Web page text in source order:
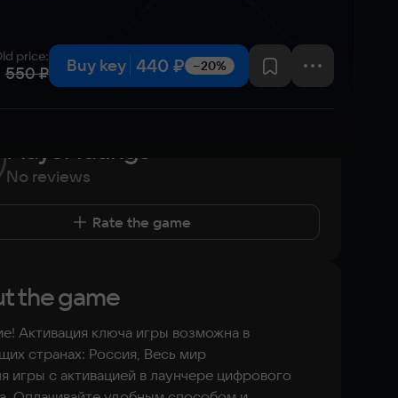
price:
550 ₽ Buy key 440 ₽ −20%
Player ratings
No reviews
Rate the game
the game
Активация ключа игры возможна в
странах: Россия, Весь мир
игры с активацией в лаунчере цифрового